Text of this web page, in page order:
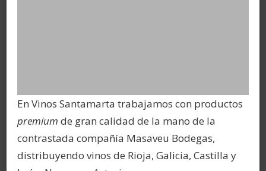
En Vinos Santamarta trabajamos con productos
premium de gran calidad de la mano de la
contrastada compañía Masaveu Bodegas,
distribuyendo vinos de Rioja, Galicia, Castilla y